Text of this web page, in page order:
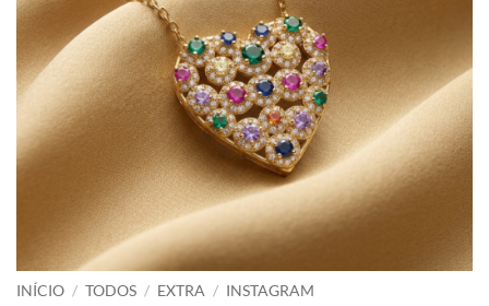
INÍCIO / TODOS / EXTRA / INSTAGRAM